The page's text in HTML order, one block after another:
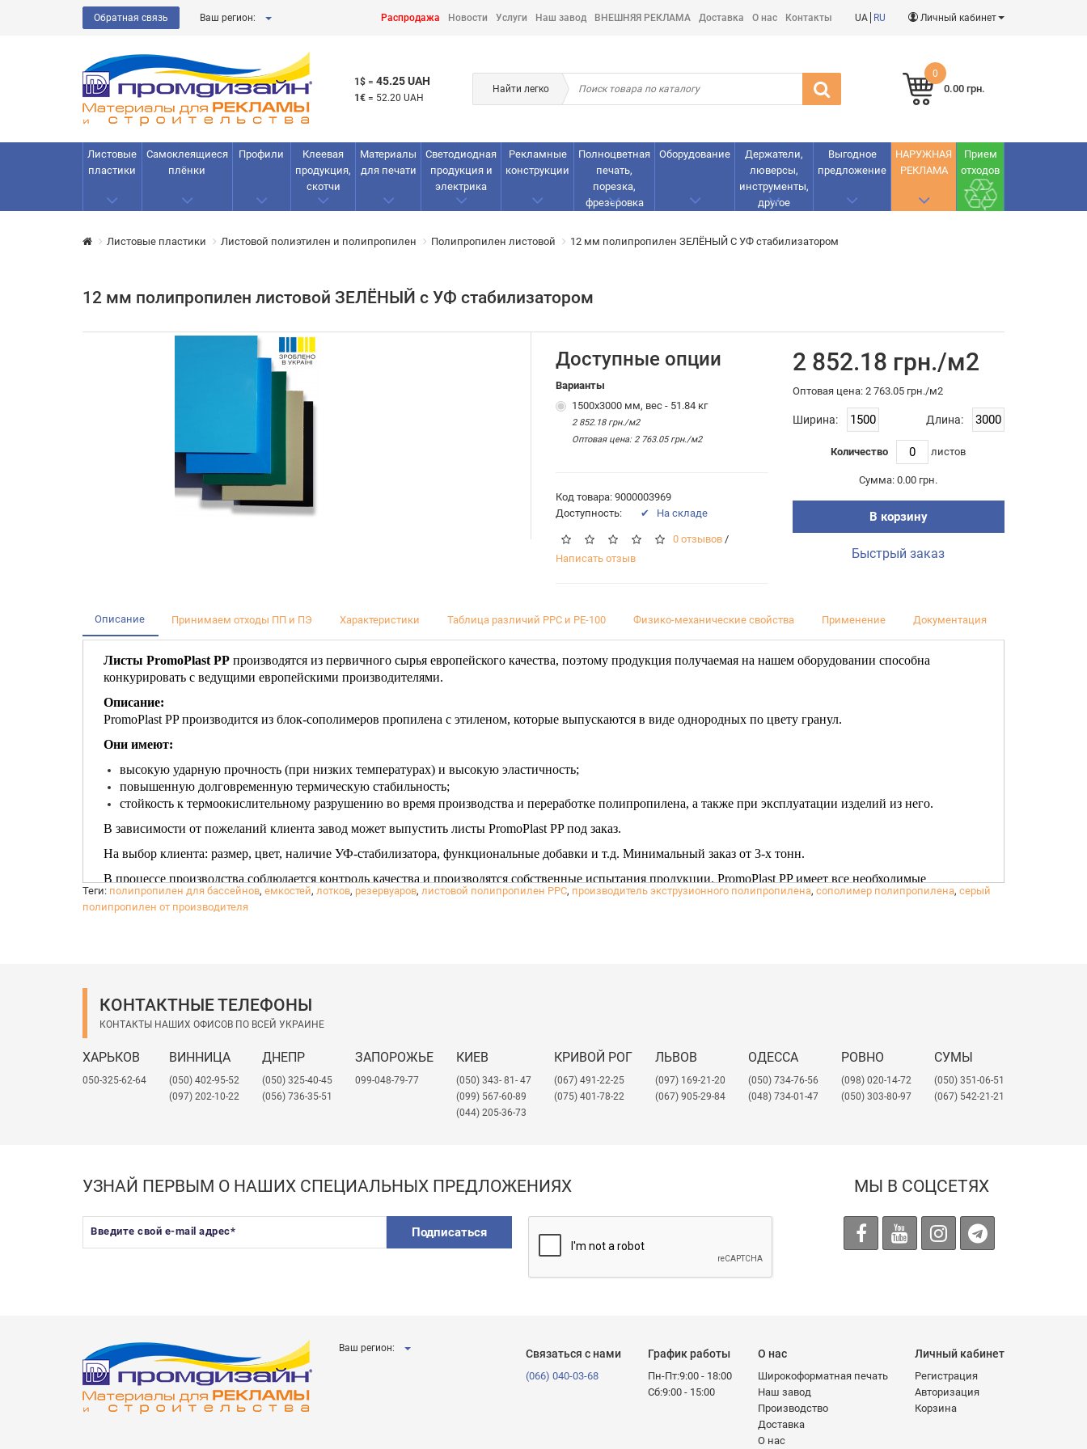
Обратная связь Ваш регион: Распродажа Новости Услуги Наш завод ВНЕШНЯЯ РЕКЛАМА Доставка О нас Контакты UA RU Личный кабинет
1$ = 45.25 UAH
1€ = 52.20 UAH
Найти легко
0
0.00 грн.
Листовые
пластики
Самоклеящиеся
плёнки
Профили
Клеевая
продукция,
скотчи
Материалы
для печати
Светодиодная
продукция и
электрика
Рекламные
конструкции
Полноцветная
печать,
порезка,
фрезеровка
Оборудование
Держатели,
люверсы,
инструменты,
другое
Выгодное
предложение
НАРУЖНАЯ
РЕКЛАМА
Прием
отходов
Листовые пластики Листовой полиэтилен и полипропилен Полипропилен листовой 12 мм полипропилен ЗЕЛЁНЫЙ С УФ стабилизатором
12 мм полипропилен листовой ЗЕЛЁНЫЙ с УФ стабилизатором
Доступные опции
Варианты
1500х3000 мм, вес - 51.84 кг
2 852.18 грн./м2
Оптовая цена: 2 763.05 грн./м2
Код товара: 9000003969
Доступность:
✔ На складе
0 отзывов /
Написать отзыв
2 852.18 грн./м2
Оптовая цена: 2 763.05 грн./м2
Ширина: Длина:
Количество листов
Сумма: 0.00 грн.
В корзину
Быстрый заказ
Описание Принимаем отходы ПП и ПЭ Характеристики Таблица различий PPC и PE-100 Физико-механические свойства Применение Документация
Листы PromoPlast PP производятся из первичного сырья европейского качества, поэтому продукция получаемая на нашем оборудовании способна
конкурировать с ведущими европейскими производителями.
Описание:
PromoPlast PP производится из блок-сополимеров пропилена с этиленом, которые выпускаются в виде однородных по цвету гранул.
Они имеют:
высокую ударную прочность (при низких температурах) и высокую эластичность;
повышенную долговременную термическую стабильность;
стойкость к термоокислительному разрушению во время производства и переработке полипропилена, а также при эксплуатации изделий из него.
В зависимости от пожеланий клиента завод может выпустить листы PromoPlast PP под заказ.
На выбор клиента: размер, цвет, наличие УФ-стабилизатора, функциональные добавки и т.д. Минимальный заказ от 3-х тонн.
В процессе производства соблюдается контроль качества и производятся собственные испытания продукции. PromoPlast PP имеет все необходимые
сертификаты: ТУ, санитарно-эпидемиологические заключения на продукцию и ТУ.
Теги: полипропилен для бассейнов, емкостей, лотков, резервуаров, листовой полипропилен РРС, производитель экструзионного полипропилена, сополимер полипропилена, серый
полипропилен от производителя
КОНТАКТНЫЕ ТЕЛЕФОНЫ
КОНТАКТЫ НАШИХ ОФИСОВ ПО ВСЕЙ УКРАИНЕ
ХАРЬКОВ
050-325-62-64
ВИННИЦА
(050) 402-95-52
(097) 202-10-22
ДНЕПР
(050) 325-40-45
(056) 736-35-51
ЗАПОРОЖЬЕ
099-048-79-77
КИЕВ
(050) 343- 81- 47
(099) 567-60-89
(044) 205-36-73
КРИВОЙ РОГ
(067) 491-22-25
(075) 401-78-22
ЛЬВОВ
​(097) 169-21-20
(067) 905-29-84
ОДЕССА
(050) 734-76-56
(048) 734-01-47
РОВНО
(098) 020-14-72
(050) 303-80-97
СУМЫ
(050) 351-06-51
(067) 542-21-21
УЗНАЙ ПЕРВЫМ О НАШИХ СПЕЦИАЛЬНЫХ ПРЕДЛОЖЕНИЯХ
Введите свой e-mail адрес* Подписаться
МЫ В СОЦСЕТЯХ
Ваш регион: Связаться с нами
(066) 040-03-68
График работы
Пн-Пт:9:00 - 18:00
Сб:9:00 - 15:00
О нас
Широкоформатная печать
Наш завод
Производство
Доставка
О нас
Личный кабинет
Регистрация
Авторизация
Корзина